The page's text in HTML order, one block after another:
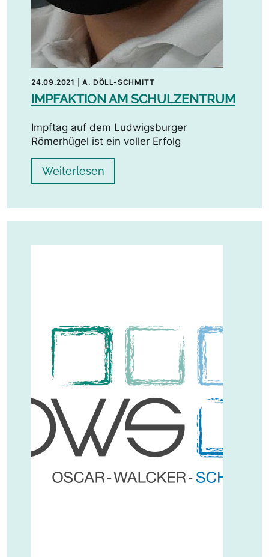
24.09.2021 |A. DÖLL-SCHMITT
IMPFAKTION AM SCHULZENTRUM
Impftag auf dem Ludwigsburger
Römerhügel ist ein voller Erfolg
Weiterlesen